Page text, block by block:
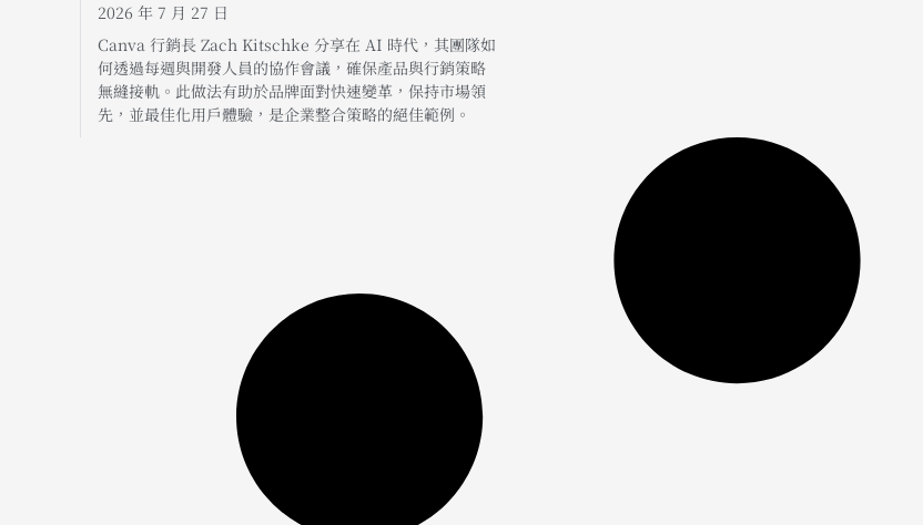
2026 年 7 月 27 日
Canva 行銷長 Zach Kitschke 分享在 AI 時代，其團隊如
何透過每週與開發人員的協作會議，確保產品與行銷策略
無縫接軌。此做法有助於品牌面對快速變革，保持市場領
先，並最佳化用戶體驗，是企業整合策略的絕佳範例。